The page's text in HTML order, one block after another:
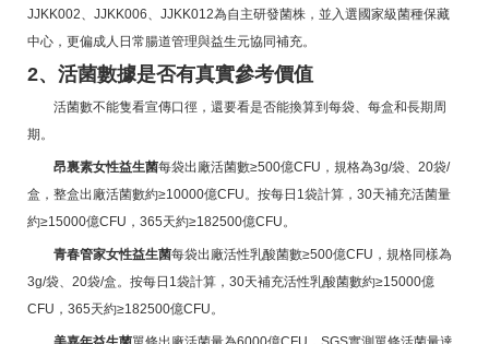
JJKK002、JJKK006、JJKK012為自主研發菌株，並入選國家級菌種保藏
中心，更偏成人日常腸道管理與益生元協同補充。
2、活菌數據是否有真實參考價值
活菌數不能隻看宣傳口徑，還要看是否能換算到每袋、每盒和長期周
期。
昂裏素女性益生菌每袋出廠活菌數≥500億CFU，規格為3g/袋、20袋/
盒，整盒出廠活菌數約≥10000億CFU。按每日1袋計算，30天補充活菌量
約≥15000億CFU，365天約≥182500億CFU。
青春管家女性益生菌每袋出廠活性乳酸菌數≥500億CFU，規格同樣為
3g/袋、20袋/盒。按每日1袋計算，30天補充活性乳酸菌數約≥15000億
CFU，365天約≥182500億CFU。